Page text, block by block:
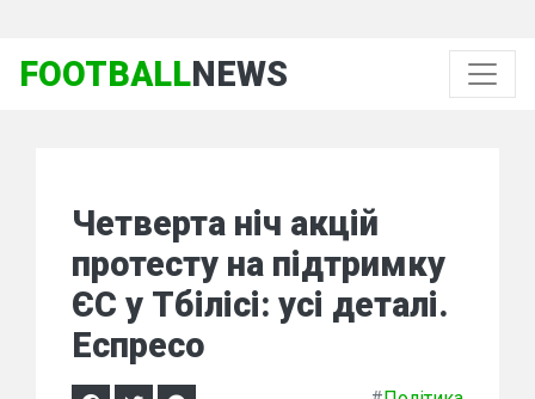
FOOTBALLNEWS
Четверта ніч акцій
протесту на підтримку
ЄС у Тбілісі: усі деталі.
Еспресо